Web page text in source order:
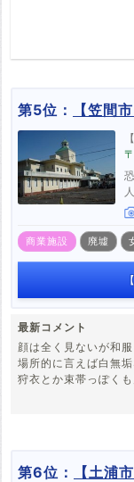
第5位： 【笠間
商業施設 廃墟
最新コメント
顔は全く見ないが和
場所的に言えば白無
狩衣とか束帯っぽく
第6位： 【土浦